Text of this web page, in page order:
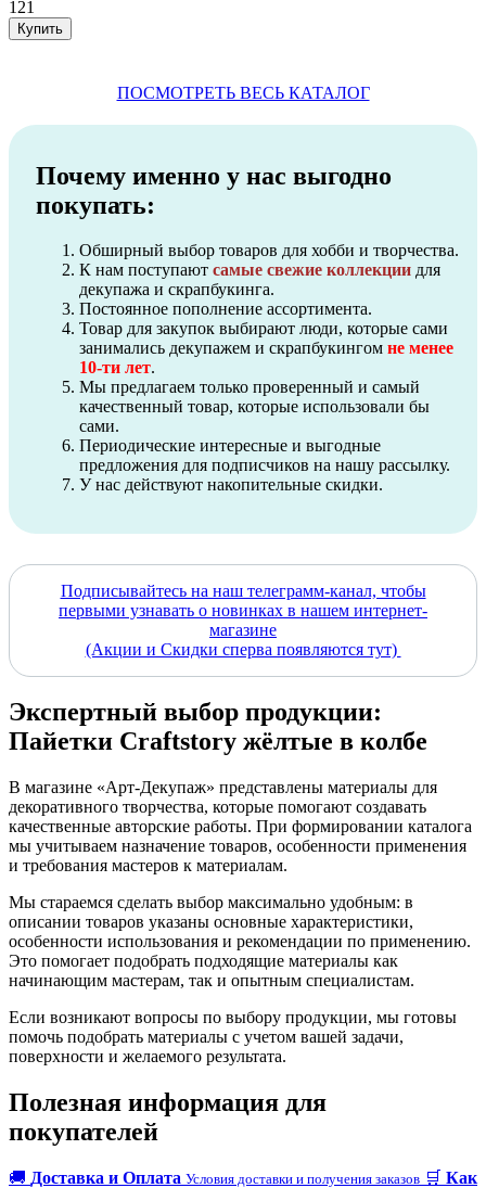
121
ПОСМОТРЕТЬ ВЕСЬ КАТАЛОГ
Почему именно у нас выгодно
покупать:
Обширный выбор товаров для хобби и творчества.
К нам поступают самые свежие коллекции для
декупажа и скрапбукинга.
Постоянное пополнение ассортимента.
Товар для закупок выбирают люди, которые сами
занимались декупажем и скрапбукингом не менее
10-ти лет.
Мы предлагаем только проверенный и самый
качественный товар, которые использовали бы
сами.
Периодические интересные и выгодные
предложения для подписчиков на нашу рассылку.
У нас действуют накопительные скидки.
Подписывайтесь на наш телеграмм-канал, чтобы
первыми узнавать о новинках в нашем интернет-
магазине
(Акции и Скидки сперва появляются тут)
Экспертный выбор продукции:
Пайетки Craftstory жёлтые в колбе
В магазине «Арт-Декупаж» представлены материалы для
декоративного творчества, которые помогают создавать
качественные авторские работы. При формировании каталога
мы учитываем назначение товаров, особенности применения
и требования мастеров к материалам.
Мы стараемся сделать выбор максимально удобным: в
описании товаров указаны основные характеристики,
особенности использования и рекомендации по применению.
Это помогает подобрать подходящие материалы как
начинающим мастерам, так и опытным специалистам.
Если возникают вопросы по выбору продукции, мы готовы
помочь подобрать материалы с учетом вашей задачи,
поверхности и желаемого результата.
Полезная информация для
покупателей
🚚 Доставка и Оплата Условия доставки и получения заказов 🛒 Как